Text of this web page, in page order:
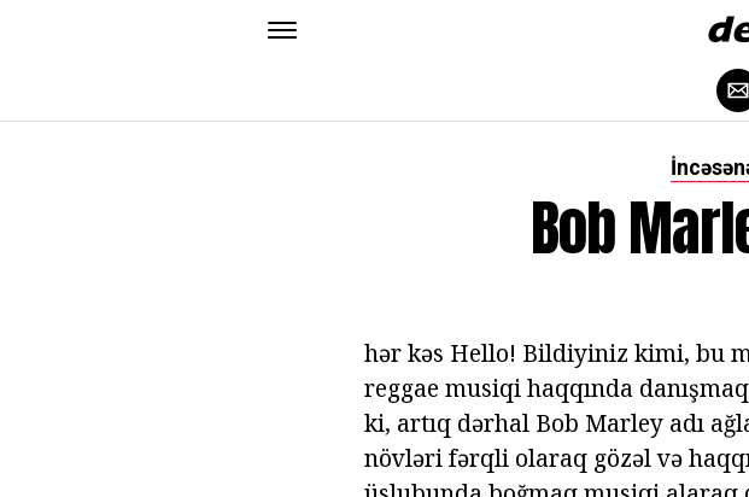
Bob
hər kəs Hello! Bildiyiniz kimi, bu
reggae musiqi haqqında
ki, artıq dərhal Bob Marley adı
növləri fərqli olaraq gözəl və